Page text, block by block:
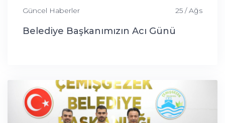
Güncel Haberler 25 / Ağs
Belediye Başkanımızın Acı Günü